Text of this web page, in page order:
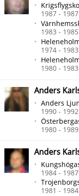
1987 - 1987
1983 - 1985
1974 - 1983
1980 - 1983
Anders
Anders
1990 - 1992
1980 - 1989
Anders
1984 - 1987
1981 - 1984